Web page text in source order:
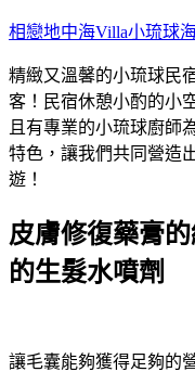
跳
主
要
內
容
相戀地中海Villa小琉球
精緻又溫馨的小琉球
客！民宿休憩小酌的小
且有專業的小琉球廚師
特色，讓我們共同營造
遊！
皮膚修復藥膏
的生髮水噴劑
讓毛囊能夠獲得足夠的